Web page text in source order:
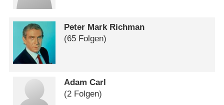
Peter Mark Richman
(65 Folgen)
Adam Carl
(2 Folgen)